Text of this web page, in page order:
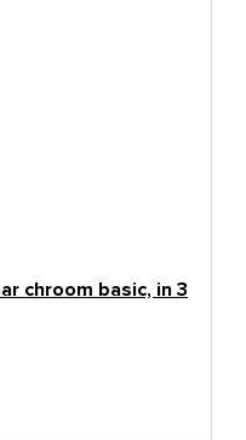
chroom basic, in 3